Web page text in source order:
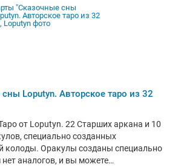
Loputyn. Авторское таро из 32
от Loputyn. 22 Старших аркана и 10
специально созданных
колоды. Оракулы созданы специально
аналогов, и вы можете